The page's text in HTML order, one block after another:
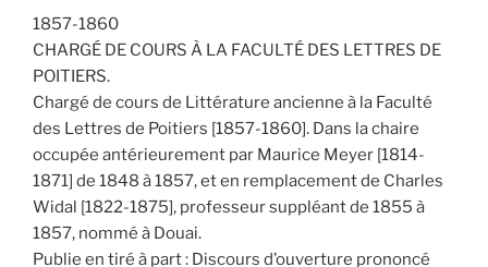
1857-1860
CHARGÉ DE COURS À LA FACULTÉ DES LETTRES DE
POITIERS.
Chargé de cours de Littérature ancienne à la Faculté
des Lettres de Poitiers [1857-1860]. Dans la chaire
occupée antérieurement par Maurice Meyer [1814-
1871] de 1848 à 1857, et en remplacement de Charles
Widal [1822-1875], professeur suppléant de 1855 à
1857, nommé à Douai.
Publie en tiré à part : Discours d’ouverture prononcé